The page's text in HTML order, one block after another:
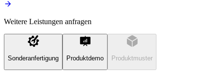
Weitere Leistungen anfragen
Sonderanfertigung Produktdemo Produktmuster